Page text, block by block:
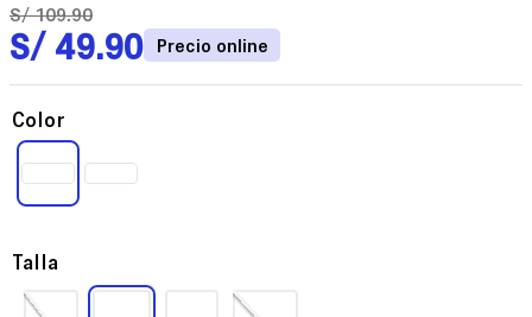
S/ 109.90
S/ 49.90
Talla
Color